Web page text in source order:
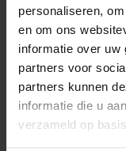
personaliseren,
en om ons
informatie over uw
partners voor
partners kunnen
informatie die u
verzameld op